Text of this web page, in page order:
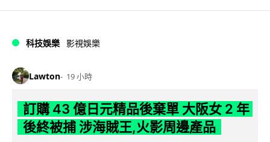
科技娛樂 影視娛樂
Lawton 19 小時
訂購 43 億日元精品後棄單 大阪女 2 年
後終被捕 涉海賊王,火影周邊產品